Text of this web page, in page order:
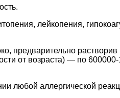
лейкопения,
предварительно
от возраста) — по
любой аллергической